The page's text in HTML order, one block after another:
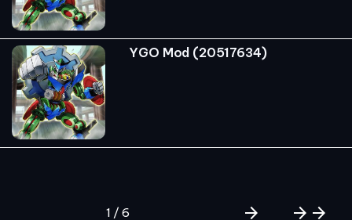
YGO Mod (20517634)
1 / 6 arrow_forward arrow_forward arrow_forward